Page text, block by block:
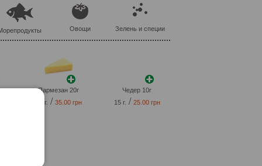
Овощи Зелень и специи
Пармезан 20г
20 г. / 35.00 грн
Чедер 10г
15 г. / 25.00 грн